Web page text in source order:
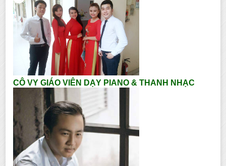
CÔ VY GIÁO VIÊN DẠY PIANO & THANH NHẠC